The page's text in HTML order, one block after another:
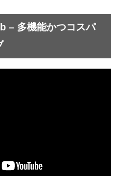
– 多機能かつコスパ